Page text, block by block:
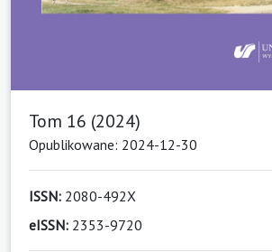
Tom 16 (2024)
Opublikowane: 2024-12-30
ISSN: 2080-492X
eISSN: 2353-9720